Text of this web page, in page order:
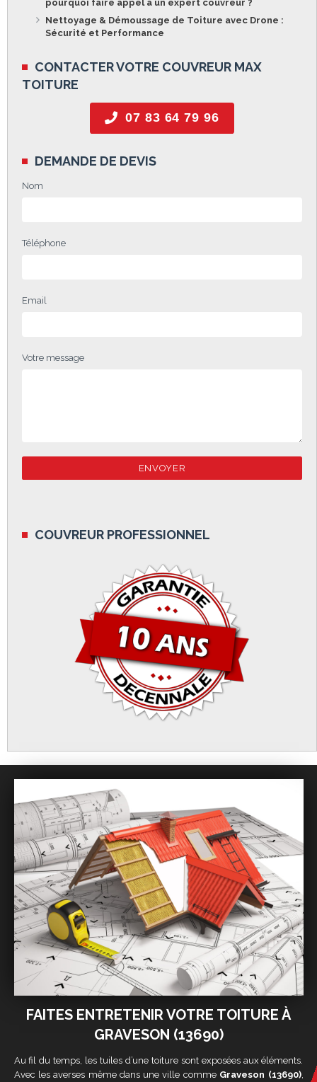
pourquoi faire appel à un expert couvreur ?
Nettoyage & Démoussage de Toiture avec Drone :
Sécurité et Performance
CONTACTER VOTRE COUVREUR MAX
TOITURE
07 83 64 79 96
DEMANDE DE DEVIS
Nom
Téléphone
Email
Votre message
COUVREUR PROFESSIONNEL
FAITES ENTRETENIR VOTRE TOITURE À
GRAVESON (13690)
Au fil du temps, les tuiles d’une toiture sont exposées aux éléments.
Avec les averses même dans une ville comme Graveson (13690),